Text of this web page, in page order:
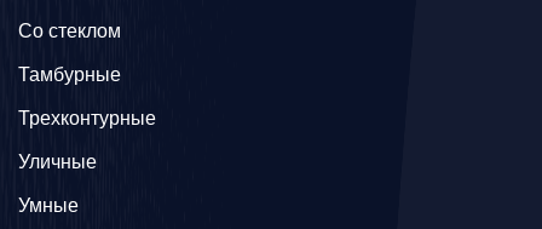
Со стеклом
Тамбурные
Трехконтурные
Уличные
Умные